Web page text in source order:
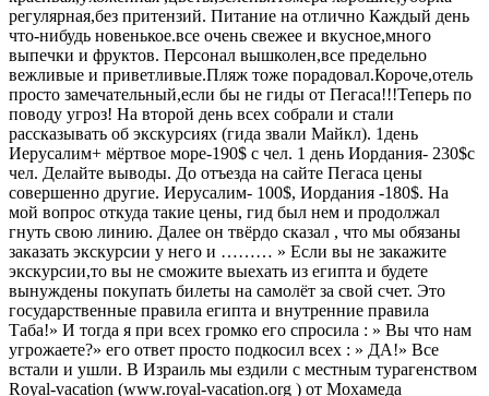
регулярная,без притензий. Питание на отлично Каждый день
что-нибудь новенькое.все очень свежее и вкусное,много
выпечки и фруктов. Персонал вышколен,все предельно
вежливые и приветливые.Пляж тоже порадовал.Короче,отель
просто замечательный,если бы не гиды от Пегаса!!!Теперь по
поводу угроз! На второй день всех собрали и стали
рассказывать об экскурсиях (гида звали Майкл). 1день
Иерусалим+ мёртвое море-190$ с чел. 1 день Иордания- 230$с
чел. Делайте выводы. До отъезда на сайте Пегаса цены
совершенно другие. Иерусалим- 100$, Иордания -180$. На
мой вопрос откуда такие цены, гид был нем и продолжал
гнуть свою линию. Далее он твёрдо сказал , что мы обязаны
заказать экскурсии у него и ……… » Если вы не закажите
экскурсии,то вы не сможите выехать из египта и будете
вынуждены покупать билеты на самолёт за свой счет. Это
государственные правила египта и внутренние правила
Таба!» И тогда я при всех громко его спросила : » Вы что нам
угрожаете?» его ответ просто подкосил всех : » ДА!» Все
встали и ушли. В Израиль мы ездили с местным турагенством
Royal-vacation (www.royal-vacation.org ) от Мохамеда